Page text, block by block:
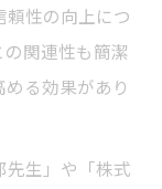
性の向上につ
関連性も簡潔
る効果があり
生」や「株式